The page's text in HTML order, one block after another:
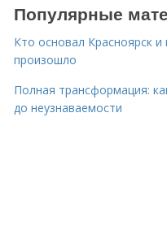
Популярные
Кто основал Красноярск и
произошло
Полная трансформация:
до неузнаваемости